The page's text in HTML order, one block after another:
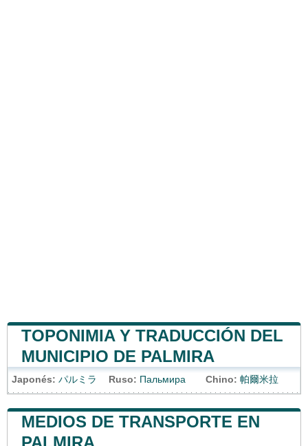
TOPONIMIA Y TRADUCCIÓN DEL
MUNICIPIO DE PALMIRA
Japonés: パルミラ Ruso: Пальмира Chino: 帕爾米拉
MEDIOS DE TRANSPORTE EN